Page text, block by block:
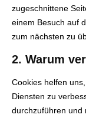
zugeschnittene
einem Besuch auf
zum nächsten zu
2. Warum
Cookies helfen
Diensten zu
durchzuführen und